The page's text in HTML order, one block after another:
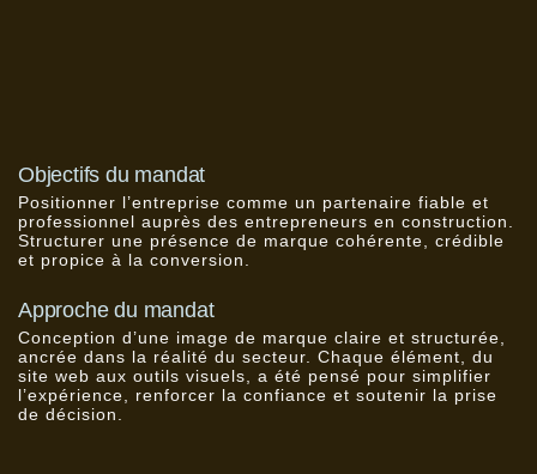
Objectifs du mandat
Positionner l’entreprise comme un partenaire fiable et
professionnel auprès des entrepreneurs en construction.
Structurer une présence de marque cohérente, crédible
et propice à la conversion.
Approche du mandat
Conception d’une image de marque claire et structurée,
ancrée dans la réalité du secteur. Chaque élément, du
site web aux outils visuels, a été pensé pour simplifier
l’expérience, renforcer la confiance et soutenir la prise
de décision.